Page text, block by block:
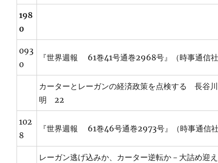
198
0
093
0
『世界週報 61巻41号通巻2968号』（時事通信
カーターとレーガンの経済政策を点検する 長谷
明 22
102
8
『世界週報 61巻46号通巻2973号』（時事通信
レーガン逃げ込みか、カーター逆転か－大詰め迎